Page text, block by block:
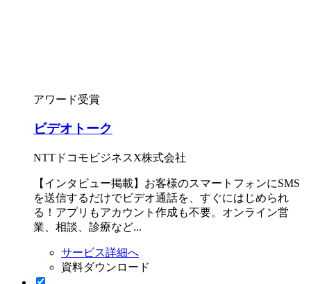
アワード受賞
ビデオトーク
NTTドコモビジネスX株式会社
【インタビュー掲載】お客様のスマートフォンにSMS
を送信するだけでビデオ通話を、すぐにはじめられ
る！アプリもアカウント作成も不要。オンライン営
業、相談、診療など...
サービス詳細へ
資料ダウンロード